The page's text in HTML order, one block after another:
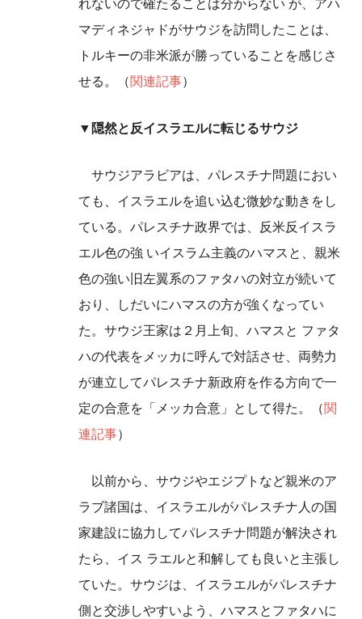
れないので確たることは分からない が、アハ
マディネジャドがサウジを訪問したことは、
トルキーの非米派が勝っていることを感じさ
せる。（関連記事）
▼隠然と反イスラエルに転じるサウジ
サウジアラビアは、パレスチナ問題におい
ても、イスラエルを追い込む微妙な動きをし
ている。パレスチナ政界では、反米反イスラ
エル色の強 いイスラム主義のハマスと、親米
色の強い旧左翼系のファタハの対立が続いて
おり、しだいにハマスの方が強くなってい
た。サウジ王家は２月上旬、ハマスと ファタ
ハの代表をメッカに呼んで対話させ、両勢力
が連立してパレスチナ新政府を作る方向で一
定の合意を「メッカ合意」として得た。（関
連記事）
以前から、サウジやエジプトなど親米のア
ラブ諸国は、イスラエルがパレスチナ人の国
家建設に協力してパレスチナ問題が解決され
たら、イス ラエルと和解しても良いと主張し
ていた。サウジは、イスラエルがパレスチナ
側と交渉しやすいよう、ハマスとファタハに